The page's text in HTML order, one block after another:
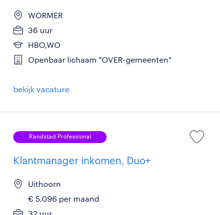
WORMER
36 uur
HBO,WO
Openbaar lichaam "OVER-gemeenten"
bekijk vacature
Randstad Professional
Klantmanager inkomen, Duo+
Uithoorn
€ 5.096 per maand